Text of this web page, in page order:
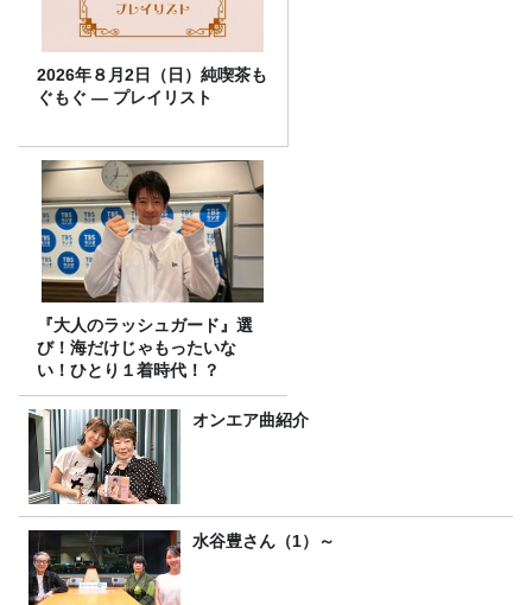
2026年８月2日（日）純喫茶も
ぐもぐ ― プレイリスト
『大人のラッシュガード』選
び！海だけじゃもったいな
い！ひとり１着時代！？
オンエア曲紹介
水谷豊さん（1）～